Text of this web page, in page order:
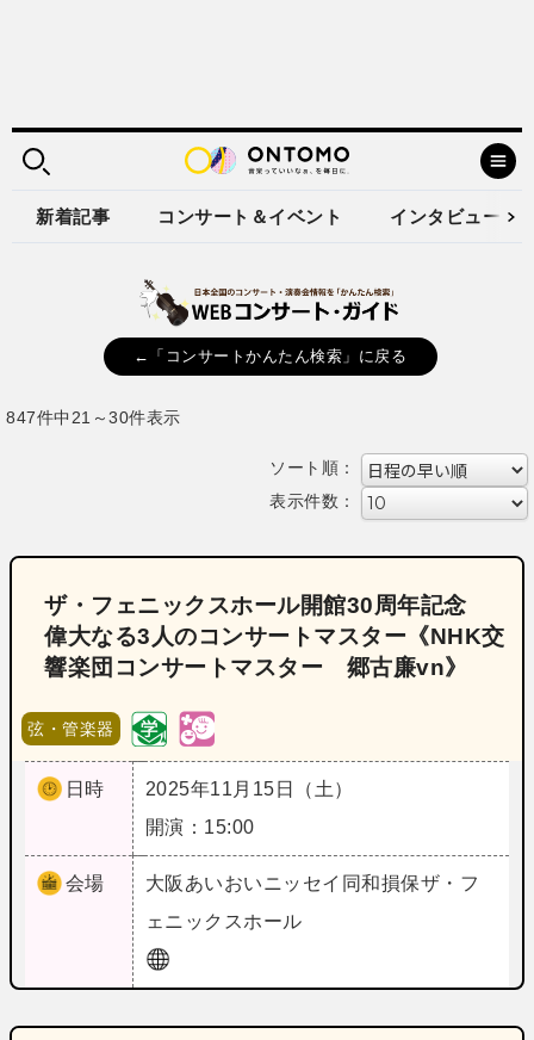
新着記事 コンサート＆イベント インタビュー
←「コンサートかんたん検索」に戻る
847件中21～30件表示
ソート順：
表示件数：
ザ・フェニックスホール開館30周年記念
偉大なる3人のコンサートマスター《NHK交
響楽団コンサートマスター 郷古廉vn》
弦・管楽器
日時
2025年11月15日（土）
開演：15:00
会場 大阪 あいおいニッセイ同和損保ザ・フ
ェニックスホール